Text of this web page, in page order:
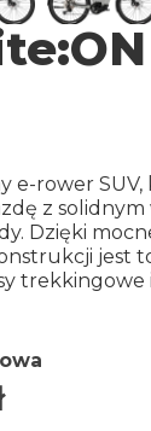
e-rower SUV,
z solidnym
Dzięki
jest
trekkingowe